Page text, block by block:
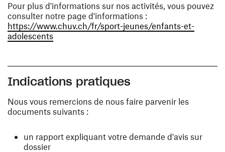
Pour plus d'informations sur nos activités, vous pouvez
consulter notre page d'informations :
https://www.chuv.ch/fr/sport-jeunes/enfants-et-
adolescents(ouvre une nouvelle fenêtre)
Indications pratiques
Nous vous remercions de nous faire parvenir les
documents suivants :
un rapport expliquant votre demande d'avis sur
dossier